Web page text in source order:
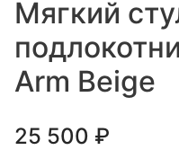
Мягкий
Arm Beige
25 500 ₽